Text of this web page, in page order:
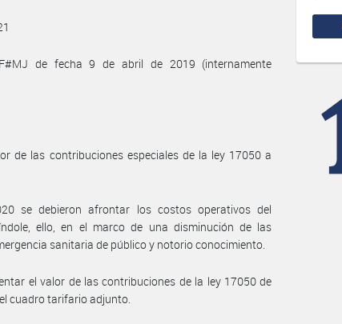
de fecha 9 de abril de 2019 (internamente
de las contribuciones especiales de la ley 17050 a
se debieron afrontar los costos operativos del
ello, en el marco de una disminución de las
sanitaria de público y notorio conocimiento.
el valor de las contribuciones de la ley 17050 de
cuadro tarifario adjunto.